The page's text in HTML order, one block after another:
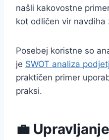
našli kakovostne
kot odličen vir navdiha
Posebej koristne so
je SWOT analiza
praktičen primer
praksi.
💼